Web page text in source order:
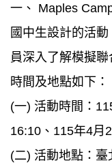
一、 Maples
國中生設計的活
員深入了解模擬
時間及地點如下：
(一) 活動時間：
16:10、115年4月
(二) 活動地點：